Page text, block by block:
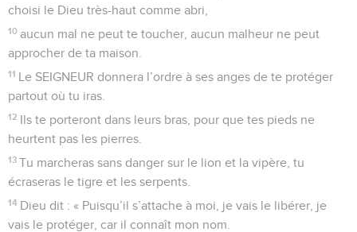
choisi le Dieu très-haut comme abri,
10 aucun mal ne peut te toucher, aucun malheur ne peut
approcher de ta maison.
11 Le SEIGNEUR donnera l’ordre à ses anges de te protéger
partout où tu iras.
12 Ils te porteront dans leurs bras, pour que tes pieds ne
heurtent pas les pierres.
13 Tu marcheras sans danger sur le lion et la vipère, tu
écraseras le tigre et les serpents.
14 Dieu dit : « Puisqu’il s’attache à moi, je vais le libérer, je
vais le protéger, car il connaît mon nom.